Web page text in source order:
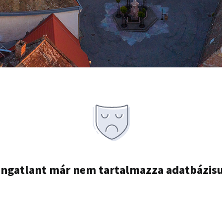
már nem tartalmazza